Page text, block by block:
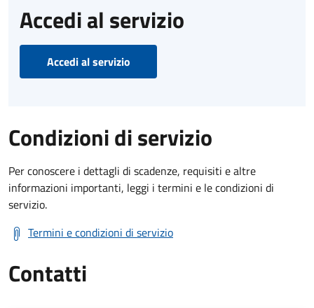
Accedi al servizio
Accedi al servizio
Condizioni di servizio
Per conoscere i dettagli di scadenze, requisiti e altre
informazioni importanti, leggi i termini e le condizioni di
servizio.
Termini e condizioni di servizio
Contatti